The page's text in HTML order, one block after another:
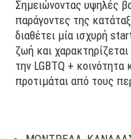
Σημειώνοντας υψηλές
παράγοντες της
διαθέτει μία ισχυρή
ζωή και
την LGBTQ + κοινότητα
προτιμάται από τους